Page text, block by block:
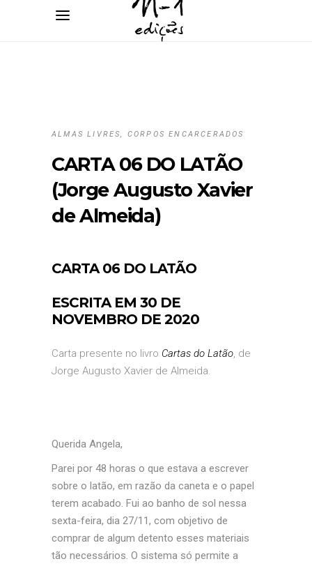
ALMAS LIVRES, CORPOS ENCARCERADOS
CARTA 06 DO LATÃO
(Jorge Augusto Xavier
de Almeida)
CARTA 06 DO LATÃO
ESCRITA EM 30 DE
NOVEMBRO DE 2020
Carta presente no livro Cartas do Latão, de
Jorge Augusto Xavier de Almeida.
Querida Angela,
Parei por 48 horas o que estava a escrever
sobre o latão, em razão da caneta e o papel
terem acabado. Fui ao banho de sol nessa
sexta-feira, dia 27/11, com objetivo de
comprar de algum detento esses materiais
tão necessários. O sistema só permite a